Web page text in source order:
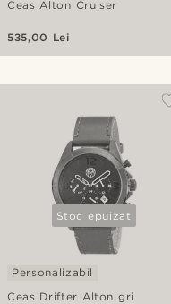
Ceas Alton Cruiser
535,00 Lei
Stoc epuizat
Ceas Drifter Alton gri
Personalizabil